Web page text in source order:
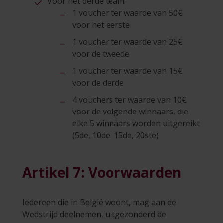
1 voucher ter waarde van 50€
voor het eerste
1 voucher ter waarde van 25€
voor de tweede
1 voucher ter waarde van 15€
voor de derde
4 vouchers ter waarde van 10€
voor de volgende winnaars, die
elke 5 winnaars worden uitgereikt
(5de, 10de, 15de, 20ste)
Artikel 7: Voorwaarden
Iedereen die in België woont, mag aan de
Wedstrijd deelnemen, uitgezonderd de